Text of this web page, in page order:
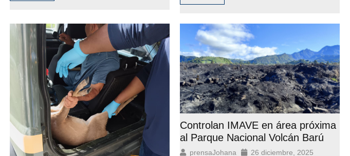
Controlan IMAVE en área próxima
al Parque Nacional Volcán Barú
prensaJohana 26 diciembre, 2025